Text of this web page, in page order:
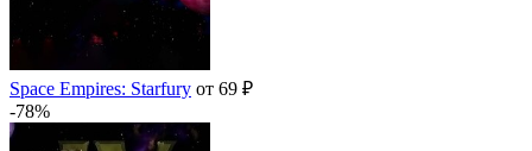
Space Empires: Starfury от 69 ₽
-78%